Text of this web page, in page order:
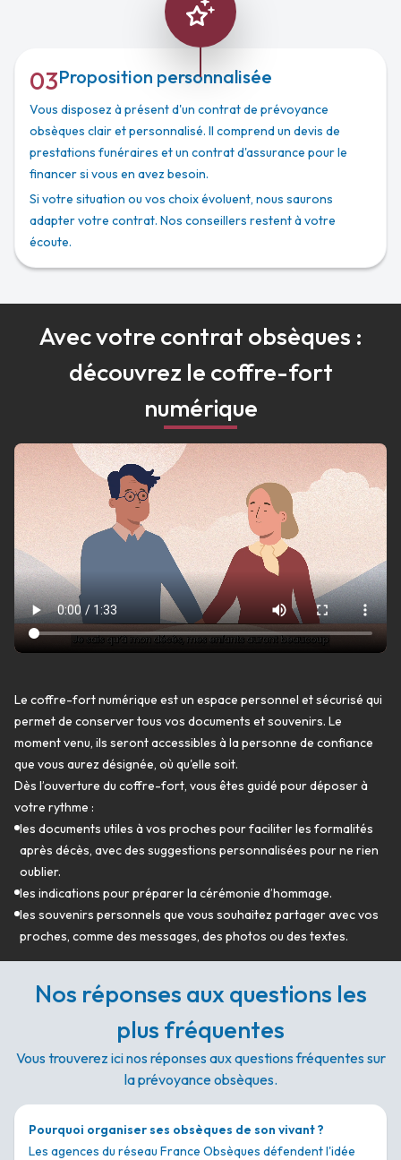
03Proposition personnalisée
Vous disposez à présent d'un contrat de prévoyance
obsèques clair et personnalisé. Il comprend un devis de
prestations funéraires et un contrat d'assurance pour le
financer si vous en avez besoin.
Si votre situation ou vos choix évoluent, nous saurons
adapter votre contrat. Nos conseillers restent à votre
écoute.
Avec votre contrat obsèques :
découvrez le coffre-fort
numérique
Le coffre-fort numérique est un espace personnel et sécurisé qui
permet de conserver tous vos documents et souvenirs. Le
moment venu, ils seront accessibles à la personne de confiance
que vous aurez désignée, où qu'elle soit.
Dès l’ouverture du coffre-fort, vous êtes guidé pour déposer à
votre rythme :
les documents utiles à vos proches pour faciliter les formalités
après décès, avec des suggestions personnalisées pour ne rien
oublier.
les indications pour préparer la cérémonie d’hommage.
les souvenirs personnels que vous souhaitez partager avec vos
proches, comme des messages, des photos ou des textes.
Nos réponses aux questions les
plus fréquentes
Vous trouverez ici nos réponses aux questions fréquentes sur
la prévoyance obsèques.
Pourquoi organiser ses obsèques de son vivant ?
Les agences du réseau France Obsèques défendent l'idée